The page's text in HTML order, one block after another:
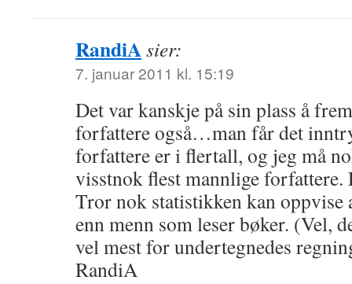
RandiAsier:
7. januar 2011 kl. 15:19
Det var kanskje på sin plass å
forfattere også…man får det
forfattere er i flertall, og jeg må
visstnok flest mannlige forfattere.
Tror nok statistikken kan oppvise
enn menn som leser bøker. (Vel,
vel mest for undertegnedes
RandiA